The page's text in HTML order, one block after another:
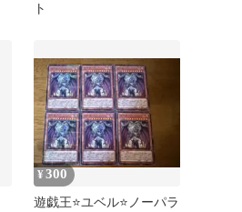
ト
¥300
遊戯王⭐️ユベル⭐️ノーパラ